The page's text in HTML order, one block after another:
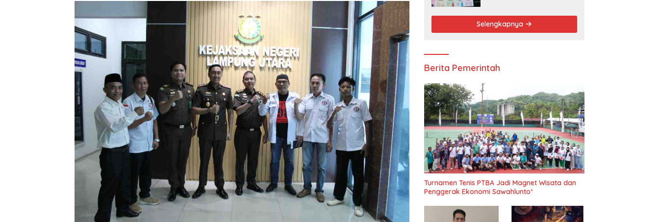
Selengkapnya
Berita Pemerintah
Turnamen Tenis PTBA Jadi Magnet Wisata dan
Penggerak Ekonomi Sawahlunto*